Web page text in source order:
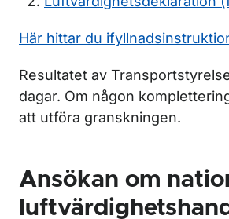
Här hittar du
Resultatet av
dagar. Om någon
att utföra granskningen.
Ansökan om